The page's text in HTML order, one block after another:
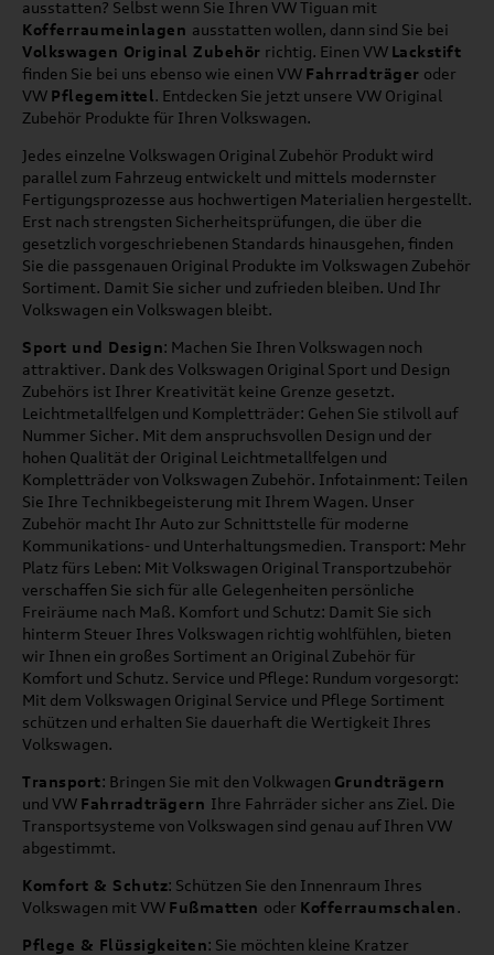
ausstatten? Selbst wenn Sie Ihren VW Tiguan mit
Kofferraumeinlagen ausstatten wollen, dann sind Sie bei
Volkswagen Original Zubehör richtig. Einen VW Lackstift
finden Sie bei uns ebenso wie einen VW Fahrradträger oder
VW Pflegemittel. Entdecken Sie jetzt unsere VW Original
Zubehör Produkte für Ihren Volkswagen.
Jedes einzelne Volkswagen Original Zubehör Produkt wird
parallel zum Fahrzeug entwickelt und mittels modernster
Fertigungsprozesse aus hochwertigen Materialien hergestellt.
Erst nach strengsten Sicherheitsprüfungen, die über die
gesetzlich vorgeschriebenen Standards hinausgehen, finden
Sie die passgenauen Original Produkte im Volkswagen Zubehör
Sortiment. Damit Sie sicher und zufrieden bleiben. Und Ihr
Volkswagen ein Volkswagen bleibt.
Sport und Design: Machen Sie Ihren Volkswagen noch
attraktiver. Dank des Volkswagen Original Sport und Design
Zubehörs ist Ihrer Kreativität keine Grenze gesetzt.
Leichtmetallfelgen und Kompletträder: Gehen Sie stilvoll auf
Nummer Sicher. Mit dem anspruchsvollen Design und der
hohen Qualität der Original Leichtmetallfelgen und
Kompletträder von Volkswagen Zubehör. Infotainment: Teilen
Sie Ihre Technikbegeisterung mit Ihrem Wagen. Unser
Zubehör macht Ihr Auto zur Schnittstelle für moderne
Kommunikations- und Unterhaltungsmedien. Transport: Mehr
Platz fürs Leben: Mit Volkswagen Original Transportzubehör
verschaffen Sie sich für alle Gelegenheiten persönliche
Freiräume nach Maß. Komfort und Schutz: Damit Sie sich
hinterm Steuer Ihres Volkswagen richtig wohlfühlen, bieten
wir Ihnen ein großes Sortiment an Original Zubehör für
Komfort und Schutz. Service und Pflege: Rundum vorgesorgt:
Mit dem Volkswagen Original Service und Pflege Sortiment
schützen und erhalten Sie dauerhaft die Wertigkeit Ihres
Volkswagen.
Transport: Bringen Sie mit den Volkwagen Grundträgern
und VW Fahrradträgern Ihre Fahrräder sicher ans Ziel. Die
Transportsysteme von Volkswagen sind genau auf Ihren VW
abgestimmt.
Komfort & Schutz: Schützen Sie den Innenraum Ihres
Volkswagen mit VW Fußmatten oder Kofferraumschalen.
Pflege & Flüssigkeiten: Sie möchten kleine Kratzer